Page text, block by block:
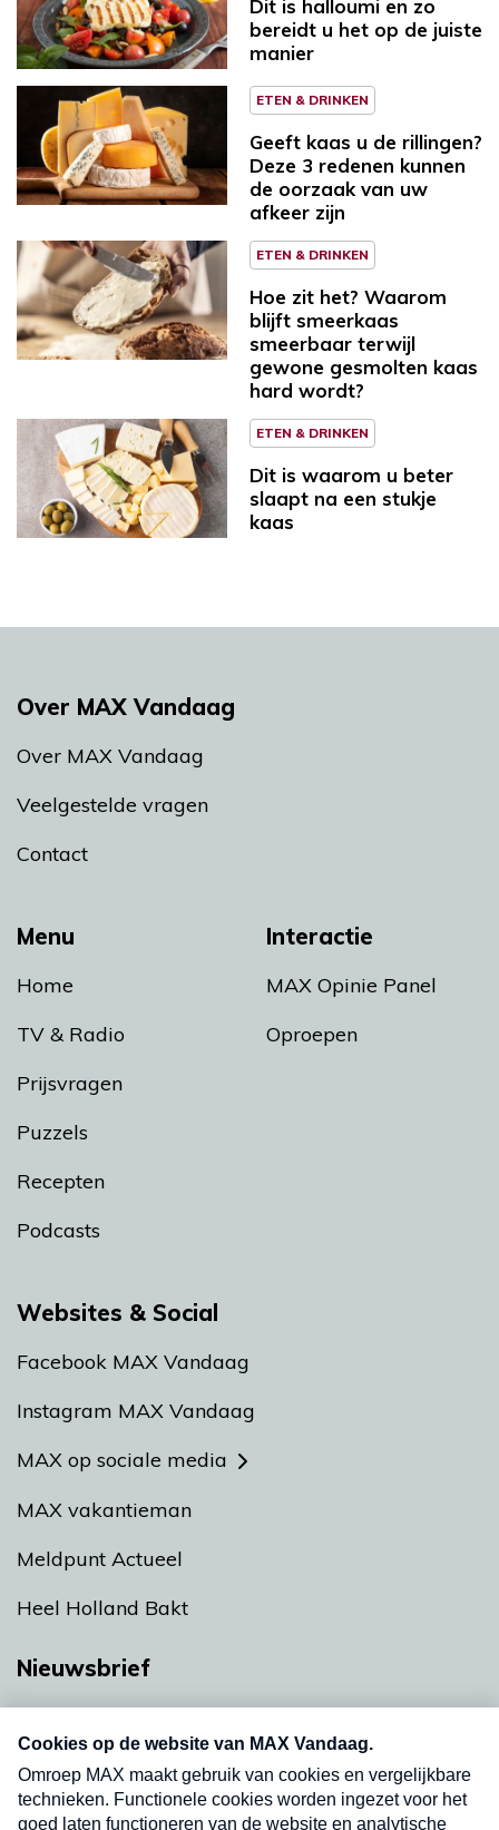
Dit is halloumi en zo
bereidt u het op de juiste
manier
ETEN & DRINKEN
Geeft kaas u de rillingen?
Deze 3 redenen kunnen
de oorzaak van uw
afkeer zijn
ETEN & DRINKEN
Hoe zit het? Waarom
blijft smeerkaas
smeerbaar terwijl
gewone gesmolten kaas
hard wordt?
ETEN & DRINKEN
Dit is waarom u beter
slaapt na een stukje
kaas
Menu
Home
TV & Radio
Prijsvragen
Puzzels
Recepten
Podcasts
Interactie
MAX Opinie Panel
Oproepen
Over MAX Vandaag
Over MAX Vandaag
Veelgestelde vragen
Contact
Websites & Social
Facebook MAX Vandaag
Instagram MAX Vandaag
MAX op sociale media
MAX vakantieman
Meldpunt Actueel
Heel Holland Bakt
Nieuwsbrief
nieuwsbrief. Elke vrijdag- en dinsdagochtend in
uw mailbox.
Verzend